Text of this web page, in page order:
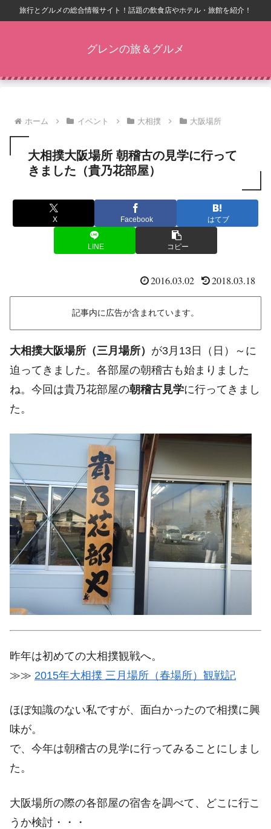
旅行とグルメの総合情報サイト！話題の飲食店やホテル・旅館を紹介！
グレンの旅＆グルメ
ホーム イベント 大相撲 大阪場所
大相撲大阪場所 朝稽古の見学に行って
きました（貴乃花部屋）
X Facebook はてブ
LINE コピー
2016.03.02 2018.03.18
記事内に広告が含まれています。
大相撲大阪場所（三月場所） が3月13日（日）～に
迫ってきました。各部屋の朝稽古も始まりました
ね。今回は貴乃花部屋の朝稽古見学に行ってきまし
た。
昨年は初めての大相撲観戦へ。
≫≫ 2015年大相撲 三月場所（春場所）観戦記
ほぼ知識のない私ですが、面白かったので相撲に興
味が。
で、今年は朝稽古の見学に行ってみることにしまし
た。
大阪場所の際の各部屋の宿舎を調べて、どこに行こ
うか検討・・・